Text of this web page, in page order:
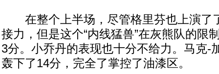
在整个上半场，尽管格里芬也上演了
接力，但是这个“内线猛兽”在灰熊队的限
3分。小乔丹的表现也十分不给力。马克-
轰下了14分，完全了掌控了油漆区。